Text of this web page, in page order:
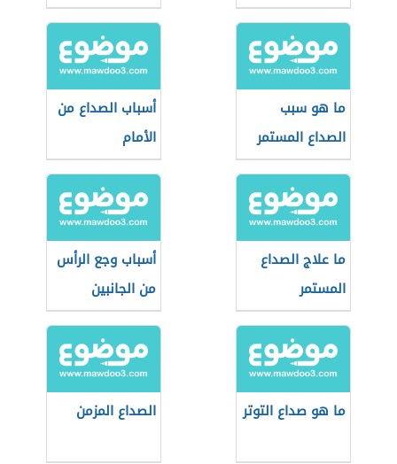
ما هو سبب
الصداع المستمر
أسباب الصداع من
الأمام
ما علاج الصداع
المستمر
أسباب وجع الرأس
من الجانبين
ما هو صداع التوتر الصداع المزمن